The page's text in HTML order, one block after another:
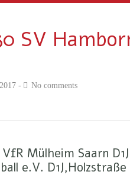
SV
No comments
VfR Mülheim Saarn
e.V. D1J,Holzstraße